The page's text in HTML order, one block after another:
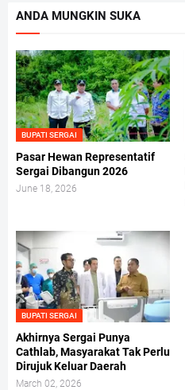
ANDA MUNGKIN SUKA
BUPATI SERGAI
Pasar Hewan Representatif
Sergai Dibangun 2026
June 18, 2026
BUPATI SERGAI
Akhirnya Sergai Punya
Cathlab, Masyarakat Tak Perlu
Dirujuk Keluar Daerah
March 02, 2026